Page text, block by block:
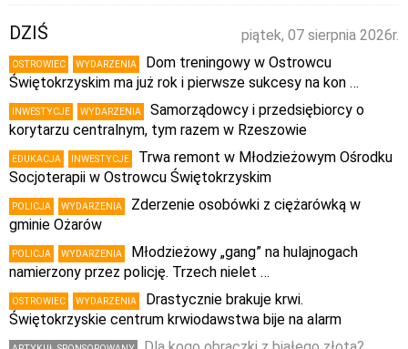
piątek, 07 sierpnia 2026r.
DZIŚ
OSTROWIEC WYDARZENIA
Dom treningowy w Ostrowcu
Świętokrzyskim ma już rok i pierwsze sukcesy na kon …
INWESTYCJE WYDARZENIA
Samorządowcy i przedsiębiorcy o
korytarzu centralnym, tym razem w Rzeszowie
EDUKACJA INWESTYCJE
Trwa remont w Młodzieżowym Ośrodku
Socjoterapii w Ostrowcu Świętokrzyskim
POLICJA WYDARZENIA
Zderzenie osobówki z ciężarówką w
gminie Ożarów
POLICJA WYDARZENIA
Młodzieżowy „gang” na hulajnogach
namierzony przez policję. Trzech nielet …
OSTROWIEC WYDARZENIA
Drastycznie brakuje krwi.
Świętokrzyskie centrum krwiodawstwa bije na alarm